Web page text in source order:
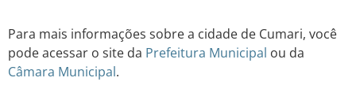
Para mais informações sobre a cidade de Cumari, você
pode acessar o site da Prefeitura Municipal ou da
Câmara Municipal.